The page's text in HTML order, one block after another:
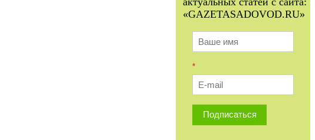
«GAZETASADOVOD.RU»
*
Подписаться